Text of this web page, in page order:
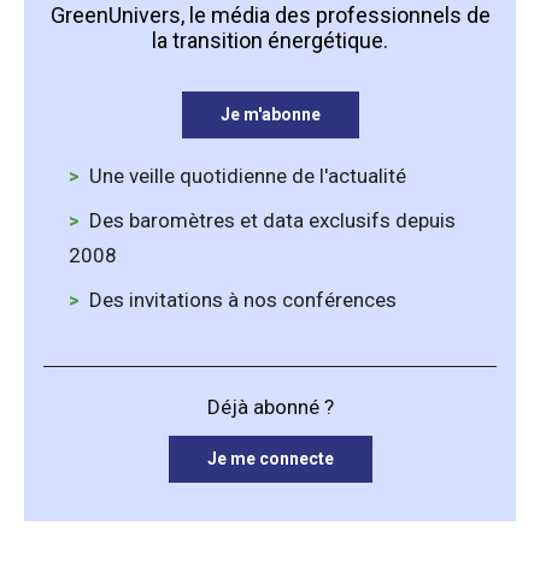
GreenUnivers, le média des professionnels de
la transition énergétique.
Je m'abonne
Une veille quotidienne de l'actualité
Des baromètres et data exclusifs depuis
2008
Des invitations à nos conférences
Déjà abonné ?
Je me connecte